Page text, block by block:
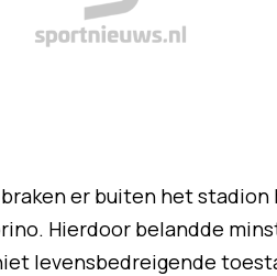
er buiten het
Hierdoor belandde
levensbedreigende